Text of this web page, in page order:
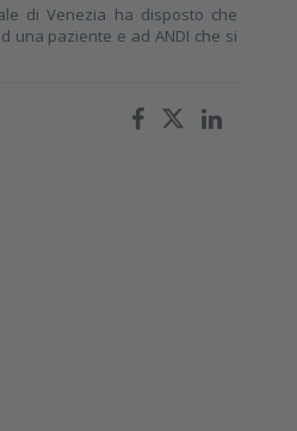
di Venezia ha disposto che
una paziente e ad ANDI che si